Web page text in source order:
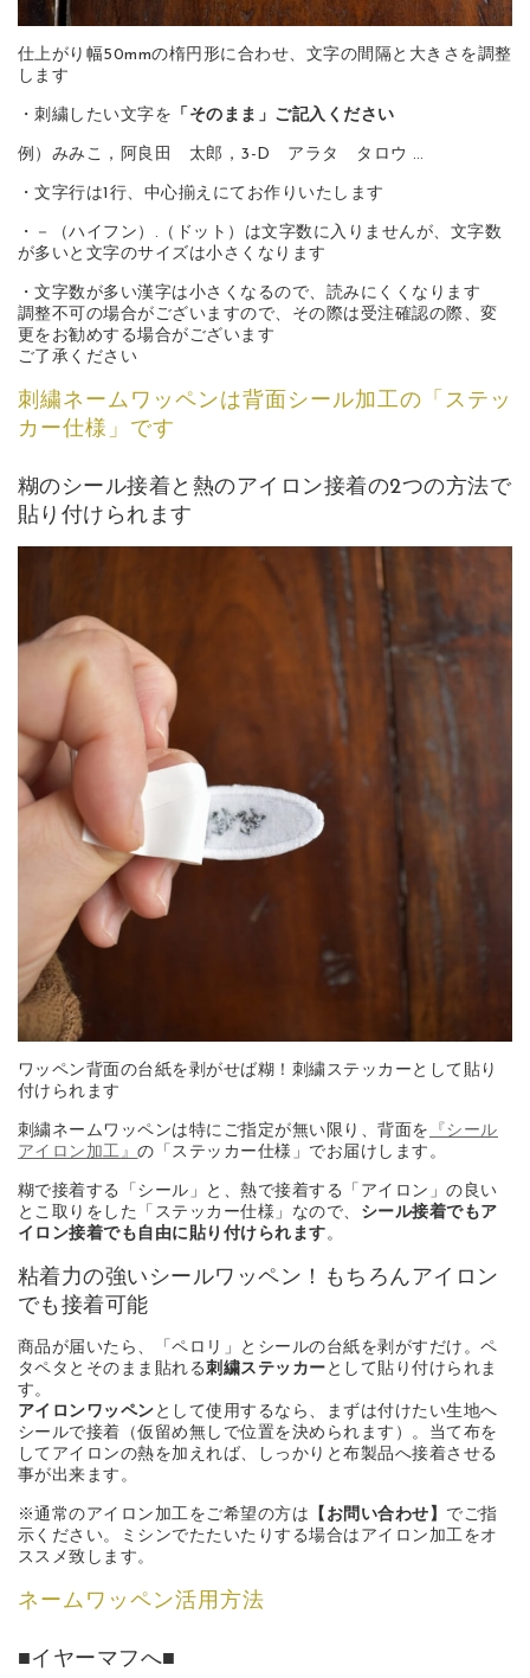
仕上がり幅50mmの楕円形に合わせ、文字の間隔と大きさを調整
します
・刺繍したい文字を 「そのまま」ご記入ください
例）みみこ，阿良田 太郎，3-D アラタ タロウ …
・文字行は1行、中心揃えにてお作りいたします
・－（ハイフン）.（ドット）は文字数に入りませんが、文字数
が多いと文字のサイズは小さくなります
・文字数が多い漢字は小さくなるので、読みにくくなります
調整不可の場合がございますので、その際は受注確認の際、変
更をお勧めする場合がございます
ご了承ください
刺繍ネームワッペンは背面シール加工の「ステッ
カー仕様」です
糊のシール接着と熱のアイロン接着の2つの方法で
貼り付けられます
ワッペン背面の台紙を剥がせば糊！刺繍ステッカーとして貼り
付けられます
刺繍ネームワッペンは特にご指定が無い限り、背面を
『シール
アイロン加工』の「ステッカー仕様」でお届けします。
糊で接着する「シール」と、熱で接着する「アイロン」の良い
とこ取りをした「ステッカー仕様」なので、 シール接着でもア
イロン接着でも自由に貼り付けられます。
粘着力の強いシールワッペン！もちろんアイロン
でも接着可能
商品が届いたら、「ペロリ」とシールの台紙を剥がすだけ。ペ
タペタとそのまま貼れる刺繍ステッカー として貼り付けられま
す。
アイロンワッペン として使用するなら、まずは付けたい生地へ
シールで接着（仮留め無しで位置を決められます）。当て布を
してアイロンの熱を加えれば、しっかりと布製品へ接着させる
事が出来ます。
※通常のアイロン加工をご希望の方は 【お問い合わせ】 でご指
示ください。ミシンでたたいたりする場合はアイロン加工をオ
ススメ致します。
ネームワッペン活用方法
■イヤーマフへ■